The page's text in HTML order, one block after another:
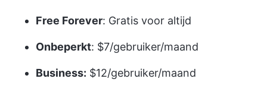
Free Forever: Gratis voor altijd
Onbeperkt: $7/gebruiker/maand
Business: $12/gebruiker/maand